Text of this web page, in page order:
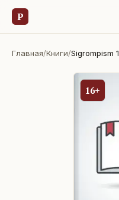
Р
Главная/Книги/Sigrompism 1
16+